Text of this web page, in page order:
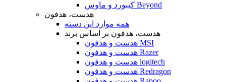
کیبورد و ماوس Beyond
هدست، هدفون
همه موارد این دسته
هدست، هدفون بر اساس برند
هدست و هدفون MSI
هدست و هدفون Razer
هدست و هدفون logitech
هدست و هدفون Redragon